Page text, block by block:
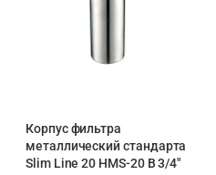
Корпус фильтра
металлический стандарта
Slim Line 20 HMS-20 B 3/4″